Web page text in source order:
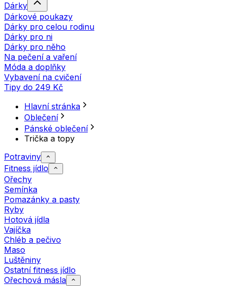
Dárky
Dárkové poukazy
Dárky pro celou rodinu
Dárky pro ni
Dárky pro něho
Na pečení a vaření
Móda a doplňky
Vybavení na cvičení
Tipy do 249 Kč
Hlavní stránka
Oblečení
Pánské oblečení
Trička a topy
Potraviny
Fitness jídlo
Ořechy
Semínka
Pomazánky a pasty
Ryby
Hotová jídla
Vajíčka
Chléb a pečivo
Maso
Luštěniny
Ostatní fitness jídlo
Ořechová másla